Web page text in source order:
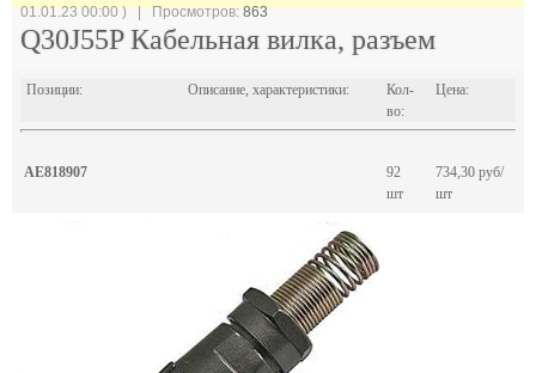
01.01.23 00:00 ) | Просмотров:863
Q30J55P Кабельная вилка, разъем
Позиции: Описание, характеристики:
Кол-
во:
Цена:
AE818907
92
шт
734,30 руб/
шт